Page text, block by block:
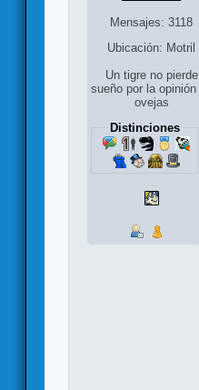
Mensajes: 3118
Ubicación: Motril
Un tigre no pierde
sueño por la opinión
ovejas
Distinciones